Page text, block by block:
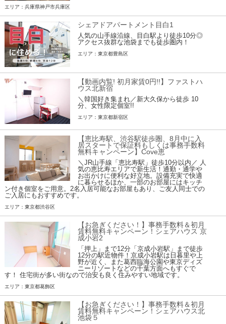
エリア：兵庫県神戸市兵庫区
シェアドアパートメント目白1
人気の山手線沿線、目白駅より徒歩10分◎
アクセス抜群な池袋までも徒歩圏内！
エリア：東京都豊島区
【動画内覧! 初月家賃0円!!】ファストハ
ウス北新宿
＼韓国好き集まれ／新大久保から徒歩 10
分、女性限定個室!!
エリア：東京都新宿区
【恵比寿駅、渋谷駅徒歩圏、8月中に入
居スタートで保証料もしくは事務手数料
無料キャンペーン】Cove恵
＼JR山手線「恵比寿駅」徒歩10分以内／ 人
気の恵比寿エリアで新生活！通勤・通学や
お出かけに便利な好立地。設備充実で快適
に暮らせるほか、一部のお部屋にはキッチ
ン付き個室をご用意。2名入居可能なお部屋もあり、ご友人同士での
ご入居にもおすすめです。
エリア：東京都渋谷区
【お急ぎください！】事務手数料＆初月
賃料無料キャンペーン！シェアハウス 京
成小岩2
「押上」まで12分「京成小岩駅」まで徒歩
12分の駅近物件！京成小岩駅は日暮里や上
野が近く、また葛西臨海公園や東京ディズ
ニーリゾートなどの千葉方面へもすぐで
す！ 住宅街が多い街なので治安も良く住みやすい地域です。
エリア：東京都葛飾区
【お急ぎください！】事務手数料＆初月
賃料無料キャンペーン！シェアハウス北
池袋５